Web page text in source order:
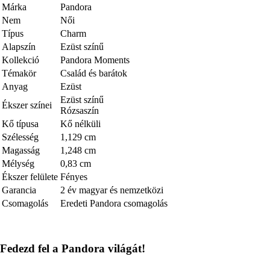
Márka
Pandora
Nem
Női
Típus
Charm
Alapszín
Ezüst színű
Kollekció
Pandora Moments
Témakör
Család és barátok
Anyag
Ezüst
Ékszer színei
Ezüst színű
Rózsaszín
Kő típusa
Kő nélküli
Szélesség
1,129 cm
Magasság
1,248 cm
Mélység
0,83 cm
Ékszer felülete Fényes
Garancia
2 év magyar és nemzetközi
Csomagolás
Eredeti Pandora csomagolás
Fedezd fel a Pandora világát!